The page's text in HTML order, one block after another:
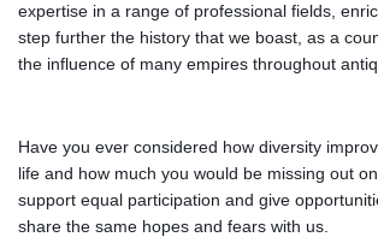
expertise in a range of professional fields,
step further the history that we boast, as a
the influence of many empires throughout
Have you ever considered how diversity
life and how much you would be missing out
support equal participation and give
share the same hopes and fears with us.